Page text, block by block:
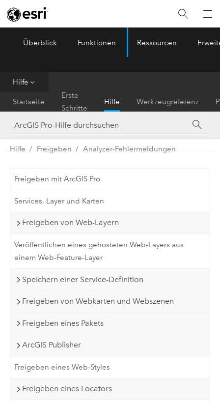
ArcGIS Pro
Überblick Funktionen Ressourcen
Hilfe
Startseite
Erste
Schritte
Hilfe Werkzeugreferenz
Hilfe Freigeben Analyzer-Fehlermeldungen
Freigeben mit ArcGIS Pro
Services, Layer und Karten
Freigeben von Web-Layern
Veröffentlichen eines gehosteten Web-Layers aus
einem Web-Feature-Layer
Speichern einer Service-Definition
Freigeben von Webkarten und Webszenen
Freigeben eines Pakets
ArcGIS Publisher
Freigeben eines Web-Styles
Freigeben eines Locators